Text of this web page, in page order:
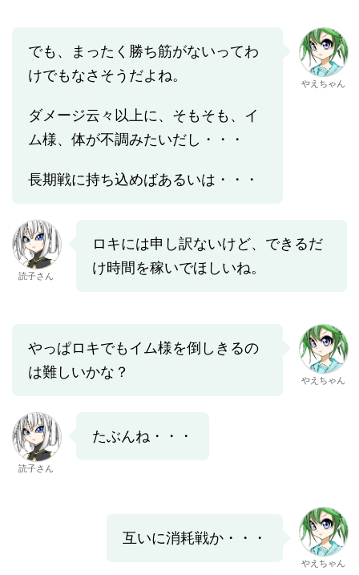
でも、まったく勝ち筋がないってわ
けでもなさそうだよね。
ダメージ云々以上に、そもそも、イ
ム様、体が不調みたいだし・・・
長期戦に持ち込めばあるいは・・・
やえちゃん
読子さん
ロキには申し訳ないけど、できるだ
け時間を稼いでほしいね。
やっぱロキでもイム様を倒しきるの
は難しいかな？
やえちゃん
読子さん
たぶんね・・・
互いに消耗戦か・・・
やえちゃん